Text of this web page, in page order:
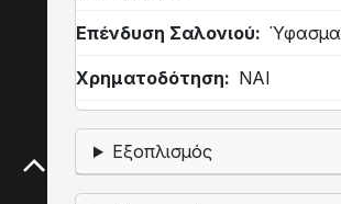
Επένδυση Σαλονιού Ύφασμα
Χρηματοδότηση ΝΑΙ
Εξοπλισμός